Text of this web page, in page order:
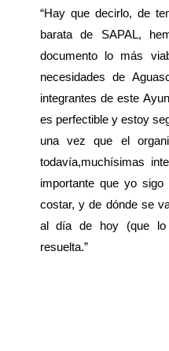
“Hay que decirlo, de
barata de SAPAL,
documento lo más
necesidades de
integrantes de este
es perfectible y estoy
una vez que el
todavía,muchísimas
importante que yo
costar, y de dónde se
al día de hoy (que lo
resuelta.”